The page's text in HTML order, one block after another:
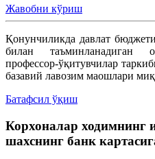
Жавобни кўриш
Қонунчиликда давлат
билан таъминланадиган
профессор-ўқитувчилар
базавий лавозим маошлари
Батафсил ўқиш
Корхоналар ходимнинг
шахснинг банк